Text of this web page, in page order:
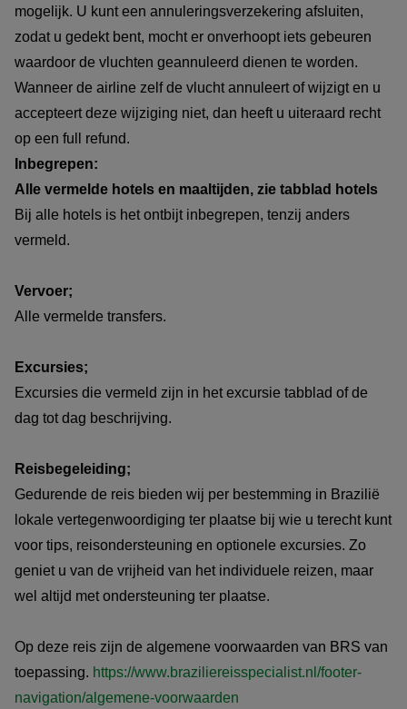
mogelijk. U kunt een annuleringsverzekering afsluiten,
zodat u gedekt bent, mocht er onverhoopt iets gebeuren
waardoor de vluchten geannuleerd dienen te worden.
Wanneer de airline zelf de vlucht annuleert of wijzigt en u
accepteert deze wijziging niet, dan heeft u uiteraard recht
op een full refund.
Inbegrepen:
Alle vermelde hotels en maaltijden, zie tabblad hotels
Bij alle hotels is het ontbijt inbegrepen, tenzij anders
vermeld.
Vervoer;
Alle vermelde transfers.
Excursies;
Excursies die vermeld zijn in het excursie tabblad of de
dag tot dag beschrijving.
Reisbegeleiding;
Gedurende de reis bieden wij per bestemming in Brazilië
lokale vertegenwoordiging ter plaatse bij wie u terecht kunt
voor tips, reisondersteuning en optionele excursies. Zo
geniet u van de vrijheid van het individuele reizen, maar
wel altijd met ondersteuning ter plaatse.
Op deze reis zijn de algemene voorwaarden van BRS van
toepassing. https://www.braziliereisspecialist.nl/footer-
navigation/algemene-voorwaarden